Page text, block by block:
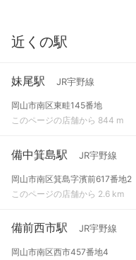
近くの駅
妹尾駅 JR宇野線
岡山市南区東畦145番地
このページの店舗から 844 m
備中箕島駅 JR宇野線
岡山市南区箕島字濱前617番地2
このページの店舗から 2.6 km
備前西市駅 JR宇野線
岡山市南区西市457番地4